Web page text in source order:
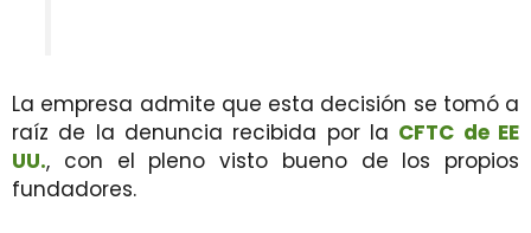
La empresa admite que esta decisión se tomó a
raíz de la denuncia recibida por la CFTC de EE
UU., con el pleno visto bueno de los propios
fundadores.